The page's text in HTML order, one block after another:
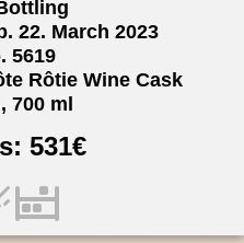
22. March 2023
5619
Rôtie Wine Cask
700 ml
531€